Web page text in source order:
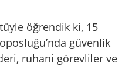
öğrendik ki, 15
güvenlik
ruhani görevliler ve